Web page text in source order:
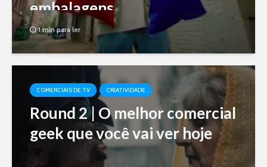
embalagens
1 min para ler
COMERCIAIS DE TV CRIATIVIDADE
Round 2 | O melhor comercial
geek que você vai ver hoje